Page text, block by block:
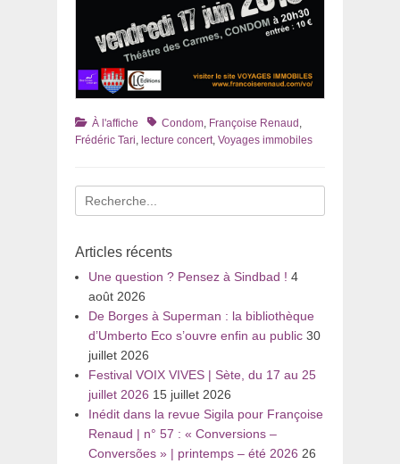
Catégories
À l'affiche TagsCondom Françoise Renaud
Frédéric Tari lecture concert Voyages immobiles
Recherche
pour
Articles récents
Une question ? Pensez à Sindbad ! 4
août 2026
De Borges à Superman : la bibliothèque
d’Umberto Eco s’ouvre enfin au public 30
juillet 2026
Festival VOIX VIVES | Sète, du 17 au 25
juillet 2026 15 juillet 2026
Inédit dans la revue Sigila pour Françoise
Renaud | n° 57 : « Conversions –
Conversões » | printemps – été 2026 26